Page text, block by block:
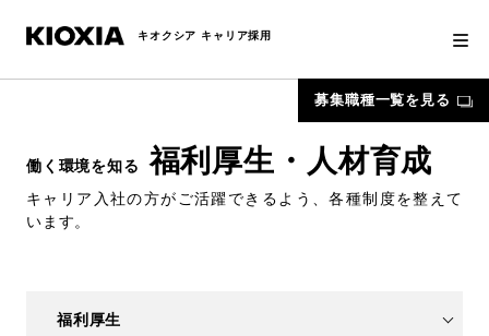
キオクシア キャリア採用
募集職種一覧を見る
働く環境を知る 福利厚生・人材育成
キャリア入社の方がご活躍できるよう、各種制度を整えて
います。
福利厚生